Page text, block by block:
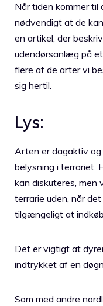
Når tiden kommer til
nødvendigt at de
en artikel, der
udendørsanlæg på
flere af de arter vi
sig hertil.
Lys:
Arten er dagaktiv
belysning i terrariet.
kan diskuteres, men
terrarie uden, når
tilgængeligt at
Det er vigtigt at
indtrykket af en
Som med andre